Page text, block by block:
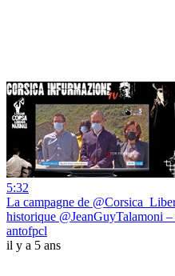
5:32
La campagne de
historique @JeanGuyTalamoni
antofpcl
il y a 5 ans